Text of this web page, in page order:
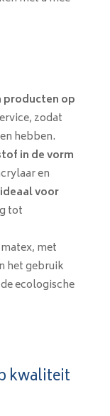
producten op
zodat
hebben.
in de vorm
en
voor
tot
met
het gebruik
ecologische
kwaliteit